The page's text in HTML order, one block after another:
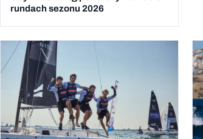
rundach sezonu 2026